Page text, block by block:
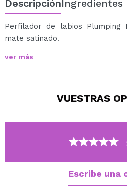
DescripciónIngredientes
Perfilador de labios Plumping
mate satinado.
MAXI-LIP ™ de Sederma
combinación de tu labial favorito.
que los combines cómo quieras.
ver más
VUESTRAS
Escribe una